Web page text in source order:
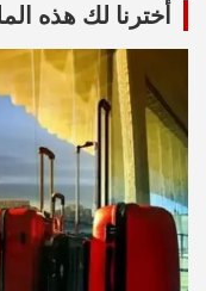
أخترنا لك هذه